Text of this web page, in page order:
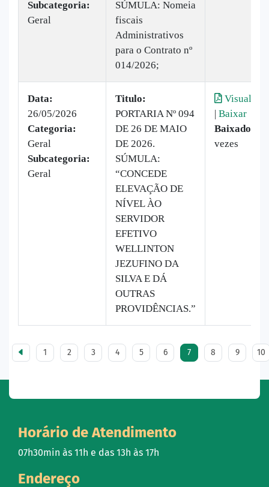
Subcategoria:
Geral
SÚMULA: Nomeia
fiscais
Administrativos
para o Contrato nº
014/2026;
Data:
26/05/2026
Categoria:
Geral
Subcategoria:
Geral
Titulo:
PORTARIA Nº 094
DE 26 DE MAIO
DE 2026.
SÚMULA:
“CONCEDE
ELEVAÇÃO DE
NÍVEL ÀO
SERVIDOR
EFETIVO
WELLINTON
JEZUFINO DA
SILVA E DÁ
OUTRAS
PROVIDÊNCIAS.”
Visualizar
| Baixar
Baixado:
vezes
1 2 3 4 5 6 7 8 9 10
Horário de Atendimento
07h30min às 11h e das 13h às 17h
Endereço